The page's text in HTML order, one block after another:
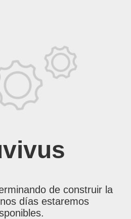
de construir la
días estaremos